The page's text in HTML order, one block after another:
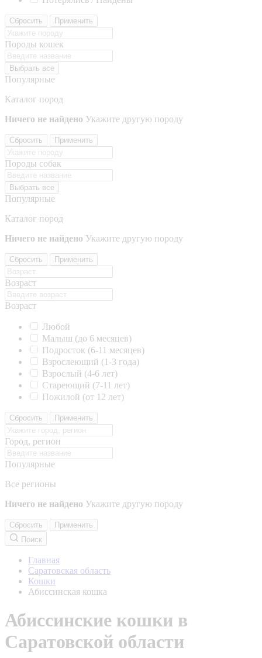
Сбросить Применить
Породы кошек
Выбрать все
Популярные
Каталог пород
Ничего не найдено Укажите другую породу
Сбросить Применить
Породы собак
Выбрать все
Популярные
Каталог пород
Ничего не найдено Укажите другую породу
Сбросить Применить
Возраст
Возраст
Любой
Малыш (до 6 месяцев)
Подросток (6-11 месяцев)
Взрослеющий (1-3 года)
Взрослый (4-6 лет)
Стареющий (7-11 лет)
Пожилой (от 12 лет)
Сбросить Применить
Город, регион
Популярные
Все регионы
Ничего не найдено Укажите другую породу
Сбросить
Применить
Поиск
Главная
Саратовская область
Кошки
Абиссинская кошка
Абиссинские кошки в
Саратовской области